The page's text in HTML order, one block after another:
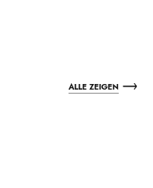
ALLE ZEIGEN